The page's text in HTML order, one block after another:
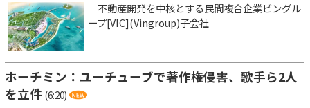
不動産開発を中核とする民間複合企業ビングル
ープ[VIC](Vingroup)子会社
ホーチミン：ユーチューブで著作権侵害、歌手ら2人
を立件 (6:20)